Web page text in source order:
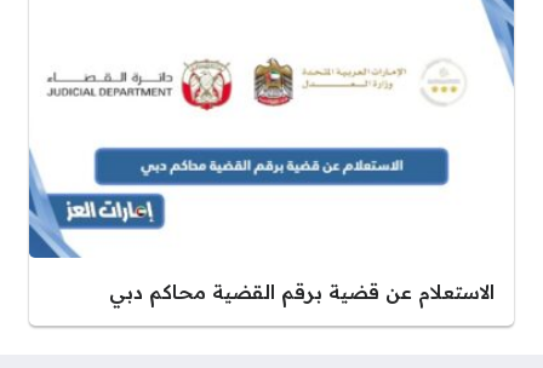
الاستعلام عن قضية برقم القضية محاكم دبي